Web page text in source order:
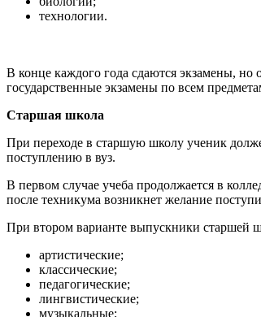
технологии.
В конце каждого года сдаются экзамены, но
государственные экзамены по всем
Старшая школа
При переходе в старшую школу ученик
поступлению в вуз.
В первом случае учеба продолжается в
после техникума возникнет желание
При втором варианте выпускники старшей
артистические;
классические;
педагогические;
лингвистические;
музыкальные;